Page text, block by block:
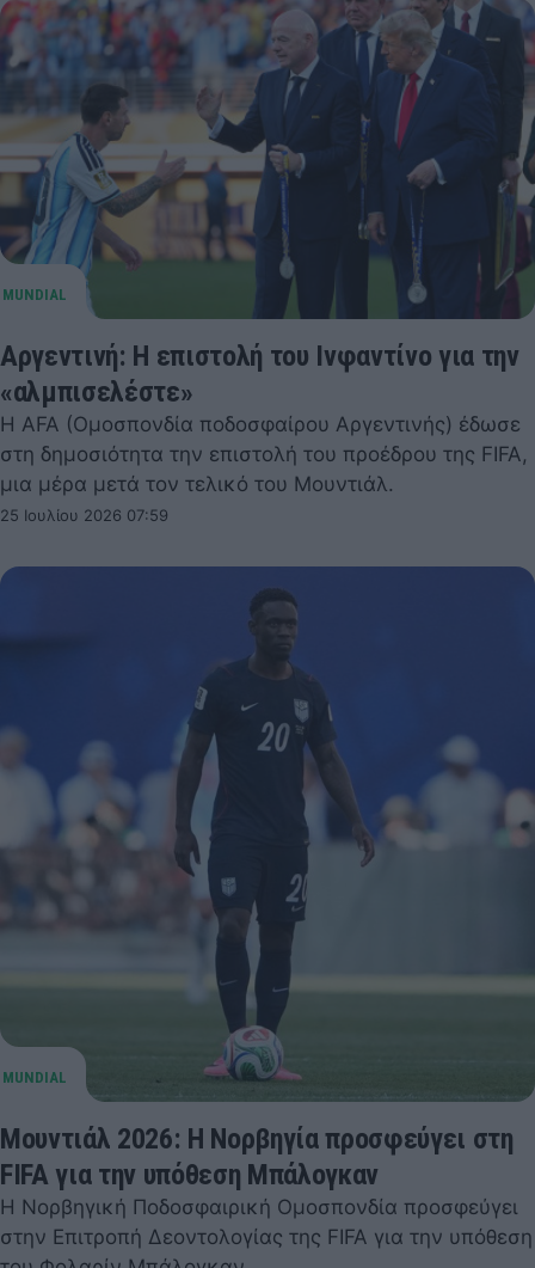
Αργεντινή: Η επιστολή του Ινφαντίνο για την
«αλμπισελέστε»
Η AFA (Ομοσπονδία ποδοσφαίρου Αργεντινής) έδωσε
στη δημοσιότητα την επιστολή του προέδρου της FIFA,
μια μέρα μετά τον τελικό του Μουντιάλ.
25 Ιουλίου 2026 07:59
Μουντιάλ 2026: Η Νορβηγία προσφεύγει στη
FIFA για την υπόθεση Μπάλογκαν
Η Νορβηγική Ποδοσφαιρική Ομοσπονδία προσφεύγει
στην Επιτροπή Δεοντολογίας της FIFA για την υπόθεση